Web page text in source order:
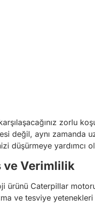
zorlu
değil, aynı zamanda
düşürmeye yardımcı
ve Verimlilik
ürünü Caterpillar
ve tesviye